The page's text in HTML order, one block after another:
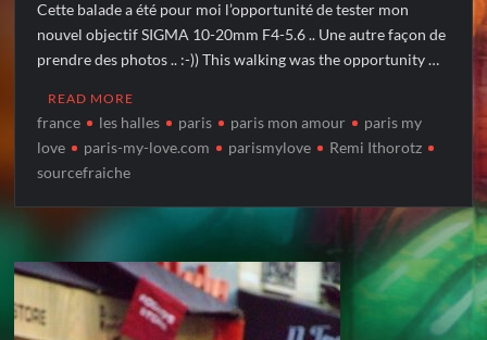
Cette balade a été pour moi l’opportunité de tester mon
nouvel objectif SIGMA 10-20mm F4-5.6 .. Une autre façon de
prendre des photos .. :-)) This walking was the opportunity …
READ MORE
france les halles paris paris mon amour
paris my
love
paris-my-love.com parismylove
Remi Ithorotz
sourcefraiche